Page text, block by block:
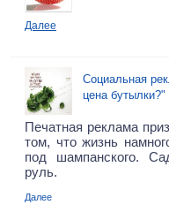
Далее
Социальная
цена бутылки?"
Печатная реклама
том, что жизнь
под шампанского.
руль.
Далее